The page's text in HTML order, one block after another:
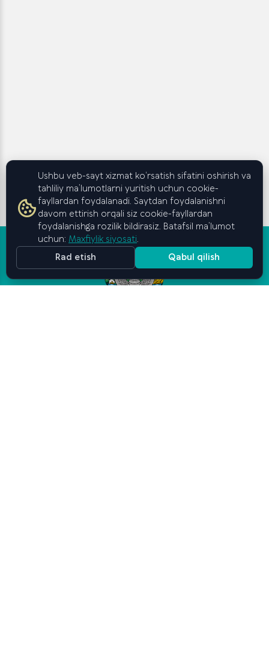
Ushbu veb-sayt xizmat ko‘rsatish sifatini oshirish va
tahliliy ma’lumotlarni yuritish uchun cookie-
fayllardan foydalanadi. Saytdan foydalanishni
davom ettirish orqali siz cookie-fayllardan
foydalanishga rozilik bildirasiz. Batafsil ma’lumot
uchun: Maxfiylik siyosati.
Rad etish
Qabul qilish